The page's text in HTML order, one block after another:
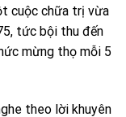
cuộc chữa trị vừa
tức bội thu đến
mừng thọ mỗi 5
theo lời khuyên